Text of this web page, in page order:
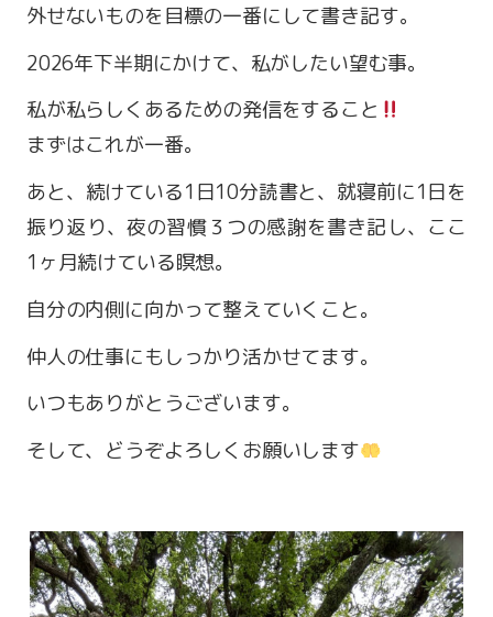
営業時間 9:00～18:00
お問い合わせ
外せないものを目標の一番にして書き記す。
2026年下半期にかけて、私がしたい望む事。
私が私らしくあるための発信をすること
まずはこれが一番。
あと、続けている1日10分読書と、就寝前に1日を
振り返り、夜の習慣３つの感謝を書き記し、ここ
1ヶ月続けている瞑想。
自分の内側に向かって整えていくこと。
仲人の仕事にもしっかり活かせてます。
いつもありがとうございます。
そして、どうぞよろしくお願いします